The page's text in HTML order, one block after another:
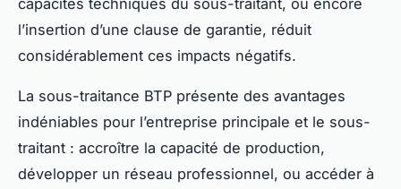
l’insertion d’une clause de garantie, réduit
considérablement ces impacts négatifs.
La sous-traitance BTP présente des avantages
indéniables pour l’entreprise principale et le sous-
traitant : accroître la capacité de production,
développer un réseau professionnel, ou accéder à